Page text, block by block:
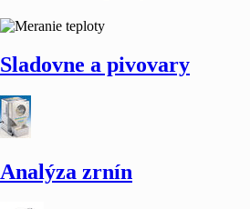
Sladovne a pivovary
Analýza zrnín